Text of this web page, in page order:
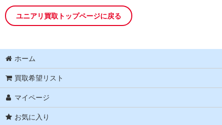
ユニアリ買取トップページに戻る
ホーム
買取希望リスト
マイページ
お気に入り